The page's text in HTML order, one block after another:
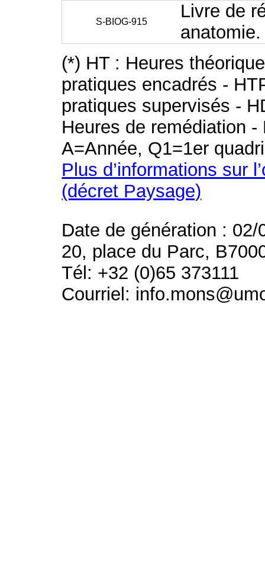
S-BIOG-915
Livre de
anatomie.
(*) HT : Heures
pratiques encadrés -
pratiques supervisés -
Heures de remédiation
A=Année, Q1=1er
Plus d’informations sur
(décret Paysage)
Date de génération : 02/
20, place du Parc,
Tél: +32 (0)65 373111
Courriel: